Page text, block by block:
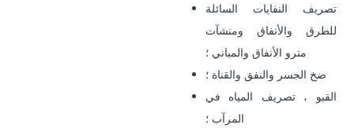
تصريف النفايات السائلة
للطرق والأنفاق ومنشآت
مترو الأنفاق والمباني ؛
ضخ الجسر والنفق والقناة ؛
القبو ، تصريف المياه في
المرآب ؛